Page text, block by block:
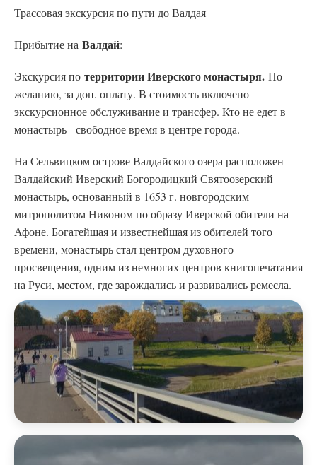
Трассовая экскурсия по пути до Валдая
Прибытие на Валдай:
Экскурсия по территории Иверского монастыря. По
желанию, за доп. оплату. В стоимость включено
экскурсионное обслуживание и трансфер. Кто не едет в
монастырь - свободное время в центре города.
На Сельвицком острове Валдайского озера расположен
Валдайский Иверский Богородицкий Святоозерский
монастырь, основанный в 1653 г. новгородским
митрополитом Никоном по образу Иверской обители на
Афоне. Богатейшая и известнейшая из обителей того
времени, монастырь стал центром духовного
просвещения, одним из немногих центров книгопечатания
на Руси, местом, где зарождались и развивались ремесла.